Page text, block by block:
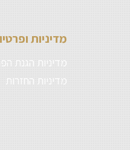
מדיניות
מדיניות הגנת
מדיניות החזרות